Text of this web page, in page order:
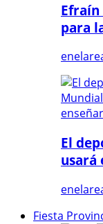
para
El
usará
Fiesta